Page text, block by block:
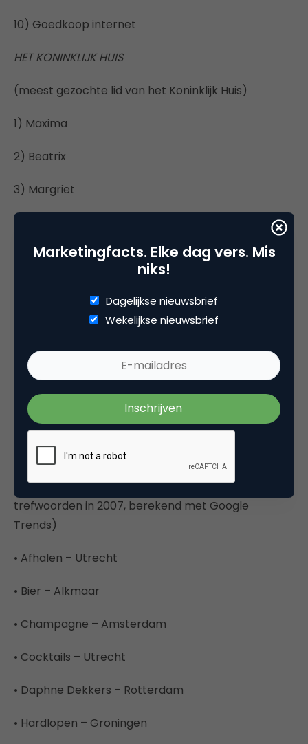
10) Goedkoop internet
HET KONINKLIJK HUIS
(meest gezochte lid van het Koninklijk Huis)
1) Maxima
2) Beatrix
3) Margriet
(meest gezochte sporten van Nederland 2007)
3) Tennis
5) Formule 1
TREFWOORDEN PER STAD
(welke stad zocht het meest op bepaalde
trefwoorden in 2007, berekend met Google
Trends)
• Afhalen – Utrecht
• Bier – Alkmaar
• Champagne – Amsterdam
• Cocktails – Utrecht
• Daphne Dekkers – Rotterdam
• Hardlopen – Groningen
Marketingfacts. Elke dag vers. Mis
niks!
Dagelijkse nieuwsbrief
Wekelijkse nieuwsbrief